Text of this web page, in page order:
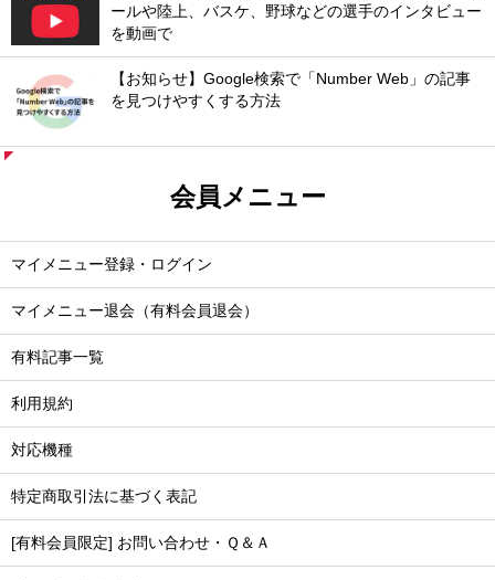
ールや陸上、バスケ、野球などの選手のインタビュー
を動画で
【お知らせ】Google検索で「Number Web」の記事
を見つけやすくする方法
会員メニュー
マイメニュー登録・ログイン
マイメニュー退会（有料会員退会）
有料記事一覧
利用規約
対応機種
特定商取引法に基づく表記
[有料会員限定] お問い合わせ・Ｑ＆Ａ